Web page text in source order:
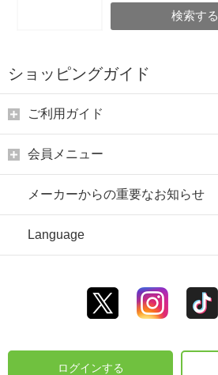
検索する
ショッピングガイド
ご利用ガイド
会員メニュー
メーカーからの重要なお知らせ
Language
ログインする